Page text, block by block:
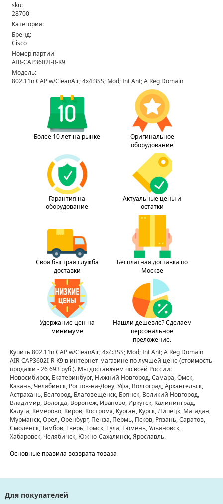
sku:
28700
Категория:
Бренд:
Cisco
Номер партии
AIR-CAP3602I-R-K9
Модель:
802.11n CAP w/CleanAir; 4x4:3SS; Mod; Int Ant; A Reg Domain
Более 10 лет на рынке
Оригинальное
оборудование
Гарантия на
оборудование
Актуальные цены и
остатки
Своя быстрая служба
доставки
Бесплатная доставка по
Москве
Удержание цен на
минимуме
Нашли дешевле? Сделаем
персональное
преложение.
Купить 802.11n CAP w/CleanAir; 4x4:3SS; Mod; Int Ant; A Reg Domain
AIR-CAP3602I-R-K9 в интернет-магазине по лучшей цене(стоимость
продажи - 26 693 руб.). Мы доставляем по всей России:
Новосибирск, Екатеринбург, Нижний Новгород, Самара, Омск,
Казань, Челябинск, Ростов-на-Дону, Уфа, Волгоград, Архангельск,
Астрахань, Белгород, Благовещенск, Брянск, Великий Новгород,
Владимир, Вологда, Воронеж, Иваново, Иркутск, Калининград,
Калуга, Кемерово, Киров, Кострома, Курган, Курск, Липецк, Магадан,
Мурманск, Орел, Оренбург, Пенза, Пермь, Псков, Рязань, Саратов,
Смоленск, Тамбов, Тверь, Томск, Тула, Тюмень, Ульяновск,
Хабаровск, Челябинск, Южно-Сахалинск, Ярославль.
Основные правила возврата товара
Для покупателей